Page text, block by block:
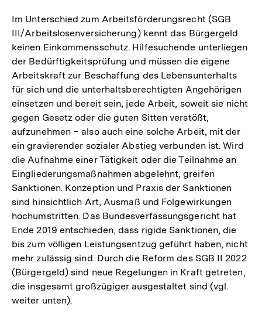
Im Unterschied zum Arbeitsförderungsrecht (SGB
III/Arbeitslosenversicherung) kennt das Bürgergeld
keinen Einkommensschutz. Hilfesuchende unterliegen
der Bedürftigkeitsprüfung und müssen die eigene
Arbeitskraft zur Beschaffung des Lebensunterhalts
für sich und die unterhaltsberechtigten Angehörigen
einsetzen und bereit sein, jede Arbeit, soweit sie nicht
gegen Gesetz oder die guten Sitten verstößt,
aufzunehmen − also auch eine solche Arbeit, mit der
ein gravierender sozialer Abstieg verbunden ist. Wird
die Aufnahme einer Tätigkeit oder die Teilnahme an
Eingliederungsmaßnahmen abgelehnt, greifen
Sanktionen. Konzeption und Praxis der Sanktionen
sind hinsichtlich Art, Ausmaß und Folgewirkungen
hochumstritten. Das Bundesverfassungsgericht hat
Ende 2019 entschieden, dass rigide Sanktionen, die
bis zum völligen Leistungsentzug geführt haben, nicht
mehr zulässig sind. Durch die Reform des SGB II 2022
(Bürgergeld) sind neue Regelungen in Kraft getreten,
die insgesamt großzügiger ausgestaltet sind (vgl.
weiter unten).